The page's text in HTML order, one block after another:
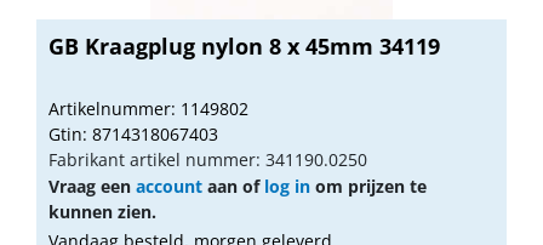
GB Kraagplug nylon 8 x 45mm 34119
Artikelnummer: 1149802
Gtin: 8714318067403
Fabrikant artikel nummer: 341190.0250
Vraag een account aan of log in om prijzen te
kunnen zien.
Vandaag besteld, morgen geleverd